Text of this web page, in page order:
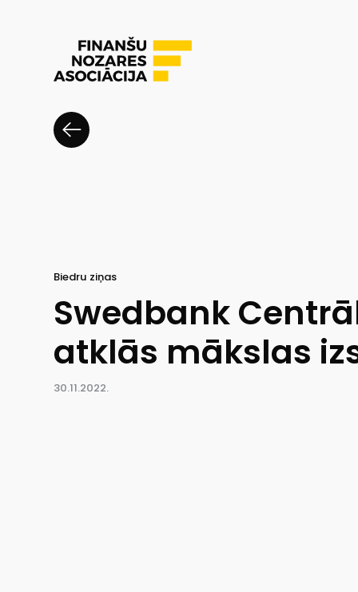
Biedru ziņas
Swedbank
atklās mākslas
30.11.2022.